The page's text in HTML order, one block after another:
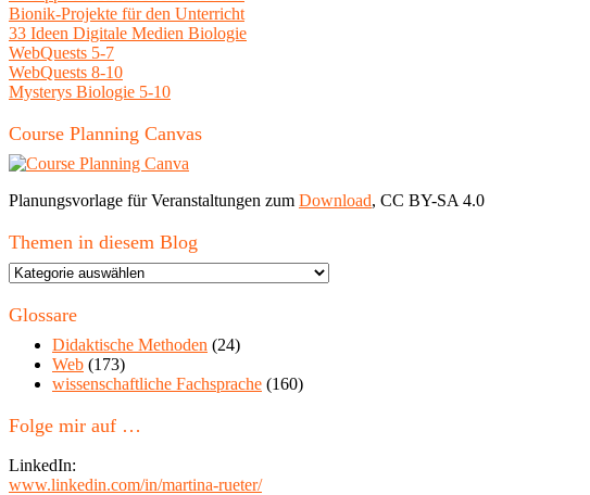
Bionik-Projekte für den Unterricht
33 Ideen Digitale Medien Biologie
WebQuests 5-7
WebQuests 8-10
Mysterys Biologie 5-10
Course Planning Canvas
Planungsvorlage für Veranstaltungen zum Download, CC BY-SA 4.0
Themen in diesem Blog
Themen
diesem
Glossare
Didaktische Methoden (24)
Web (173)
wissenschaftliche Fachsprache (160)
Folge mir auf …
LinkedIn:
www.linkedin.com/in/martina-rueter/